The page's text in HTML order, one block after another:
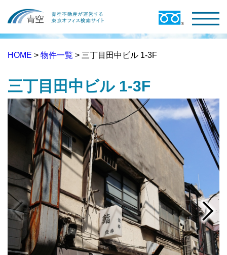
HOME > 物件一覧 > 三丁目田中ビル 1-3F
三丁目田中ビル 1-3F